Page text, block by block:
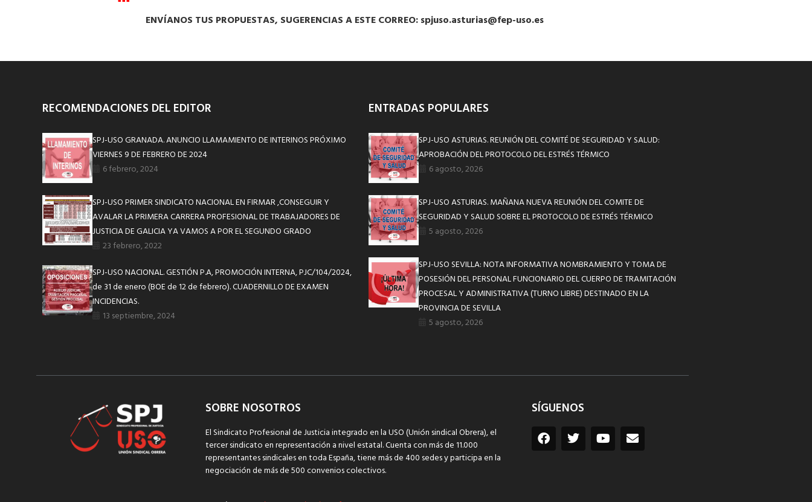
ENVÍANOS TUS PROPUESTAS, SUGERENCIAS A ESTE CORREO: spjuso.asturias@fep-uso.es
RECOMENDACIONES DEL EDITOR
SPJ-USO GRANADA. ANUNCIO LLAMAMIENTO DE INTERINOS PRÓXIMO
VIERNES 9 DE FEBRERO DE 2024
6 febrero, 2024
SPJ-USO PRIMER SINDICATO NACIONAL EN FIRMAR ,CONSEGUIR Y
AVALAR LA PRIMERA CARRERA PROFESIONAL DE TRABAJADORES DE
JUSTICIA DE GALICIA YA VAMOS A POR EL SEGUNDO GRADO
23 febrero, 2022
SPJ-USO NACIONAL. GESTIÓN P.A, PROMOCIÓN INTERNA, PJC/104/2024,
de 31 de enero (BOE de 12 de febrero). CUADERNILLO DE EXAMEN
INCIDENCIAS.
13 septiembre, 2024
ENTRADAS POPULARES
SPJ-USO ASTURIAS. REUNIÓN DEL COMITÉ DE SEGURIDAD Y SALUD:
APROBACIÓN DEL PROTOCOLO DEL ESTRÉS TÉRMICO
6 agosto, 2026
SPJ-USO ASTURIAS. MAÑANA NUEVA REUNIÓN DEL COMITE DE
SEGURIDAD Y SALUD SOBRE EL PROTOCOLO DE ESTRÉS TÉRMICO
5 agosto, 2026
SPJ-USO SEVILLA: NOTA INFORMATIVA NOMBRAMIENTO Y TOMA DE
POSESIÓN DEL PERSONAL FUNCIONARIO DEL CUERPO DE TRAMITACIÓN
PROCESAL Y ADMINISTRATIVA (TURNO LIBRE) DESTINADO EN LA
PROVINCIA DE SEVILLA
5 agosto, 2026
SOBRE NOSOTROS
El Sindicato Profesional de Justicia integrado en la USO (Unión sindical Obrera), el
tercer sindicato en representación a nivel estatal. Cuenta con más de 11.000
representantes sindicales en toda España, tiene más de 400 sedes y participa en la
negociación de más de 500 convenios colectivos.
SÍGUENOS